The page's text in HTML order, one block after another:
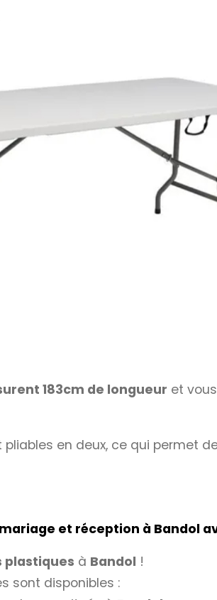
183cm de longueur et
pliables en deux, ce qui permet
et réception à Bandol
plastiques à Bandol !
sont disponibles :